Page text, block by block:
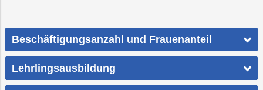
Beschäftigungsanzahl und Frauenanteil
Lehrlingsausbildung